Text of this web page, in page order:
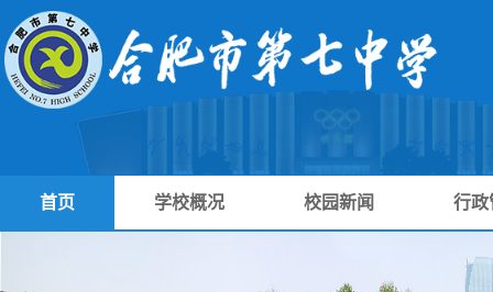
首页 学校概况 校园新闻 行政